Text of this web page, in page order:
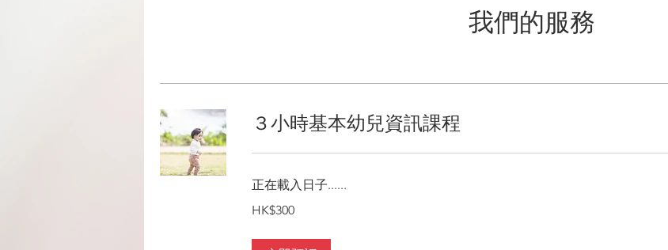
我們的服務
３小時基本幼兒資訊課程
正在載入日子......
港
HK$300